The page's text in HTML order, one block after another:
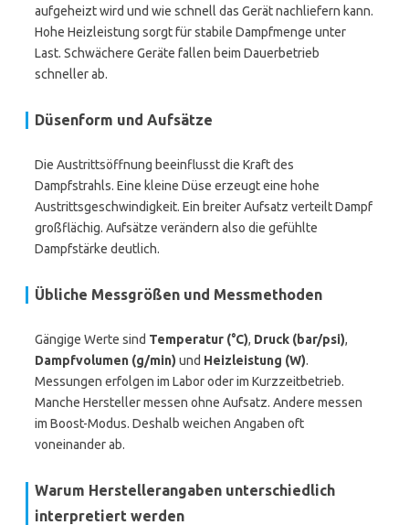
aufgeheizt wird und wie schnell das Gerät nachliefern kann.
Hohe Heizleistung sorgt für stabile Dampfmenge unter
Last. Schwächere Geräte fallen beim Dauerbetrieb
schneller ab.
Düsenform und Aufsätze
Die Austrittsöffnung beeinflusst die Kraft des
Dampfstrahls. Eine kleine Düse erzeugt eine hohe
Austrittsgeschwindigkeit. Ein breiter Aufsatz verteilt Dampf
großflächig. Aufsätze verändern also die gefühlte
Dampfstärke deutlich.
Übliche Messgrößen und Messmethoden
Gängige Werte sind Temperatur (°C), Druck (bar/psi),
Dampfvolumen (g/min) und Heizleistung (W).
Messungen erfolgen im Labor oder im Kurzzeitbetrieb.
Manche Hersteller messen ohne Aufsatz. Andere messen
im Boost-Modus. Deshalb weichen Angaben oft
voneinander ab.
Warum Herstellerangaben unterschiedlich
interpretiert werden